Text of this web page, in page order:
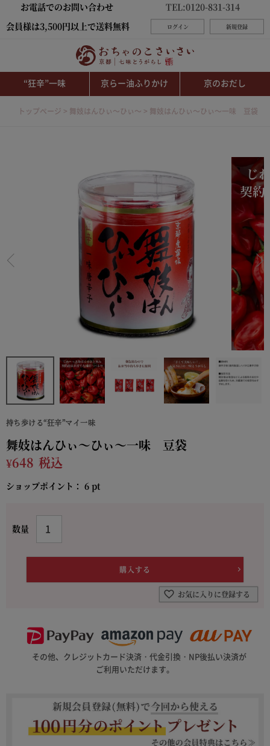
お電話でのお問い合わせ
TEL:0120-831-314
会員様は3,500円以上で送料無料
ログイン 新規登録
“狂辛”一味 京らー油ふりかけ 京のおだし
トップページ 舞妓はんひぃ～ひぃ～ 舞妓はんひぃ～ひぃ～一味 豆袋
持ち歩ける“狂辛”マイ一味
舞妓はんひぃ～ひぃ～一味 豆袋
¥648 税込
ショップポイント： 6 pt
お気に入りに登録する
その他、クレジットカード決済・代金引換・NP後払い決済が
ご利用いただけます。